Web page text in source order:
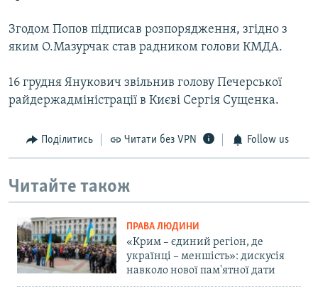
Згодом Попов підписав розпорядження, згідно з
яким О.Мазурчак став радником голови КМДА.
16 грудня Янукович звільнив голову Печерської
райдержадміністрації в Києві Сергія Сущенка.
Поділитись Читати без VPN Follow us
Читайте також
ПРАВА ЛЮДИНИ
«Крим – єдиний регіон, де
українці – меншість»: дискусія
навколо нової пам'ятної дати